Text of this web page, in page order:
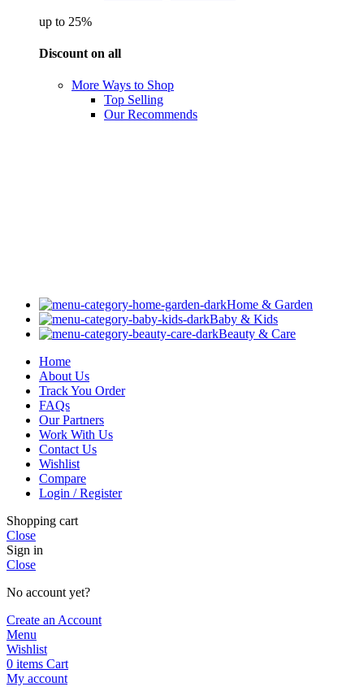
up to 25%
Discount on all
More Ways to Shop
Top Selling
Our Recommends
Home & Garden
Baby & Kids
Beauty & Care
Home
About Us
Track You Order
FAQs
Our Partners
Work With Us
Contact Us
Wishlist
Compare
Login / Register
Shopping cart
Close
Sign in
Close
No account yet?
Create an Account
Menu
Wishlist
0 items Cart
My account